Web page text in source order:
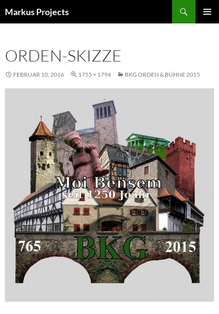
Inhalt
Markus Projects
ORDEN-SKIZZE
FEBRUAR 10, 2016 1755 × 1794 BKG ORDEN & BÜHNE 2015